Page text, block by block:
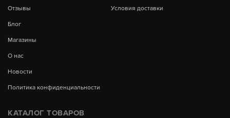
Отзывы
Блог
Магазины
О нас
Новости
Политика конфиденциальности
Условия доставки
КАТАЛОГ ТОВАРОВ